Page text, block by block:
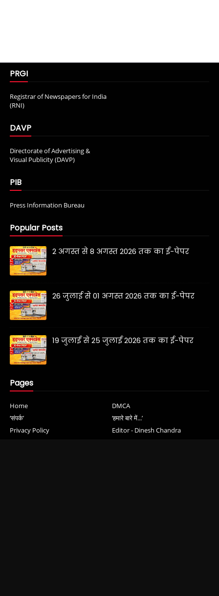
PRGI
Registrar of Newspapers for India
(RNI)
DAVP
Directorate of Advertising &
Visual Publicity (DAVP)
PIB
Press Information Bureau
Popular Posts
2 अगस्त से 8 अगस्त 2026 तक का ई-पेपर
26 जुलाई से 01 अगस्त 2026 तक का ई-पेपर
19 जुलाई से 25 जुलाई 2026 तक का ई-पेपर
Pages
Home
DMCA
‘संपर्क’
‘हमारे बारे में...’
Privacy Policy
Editor - Dinesh Chandra